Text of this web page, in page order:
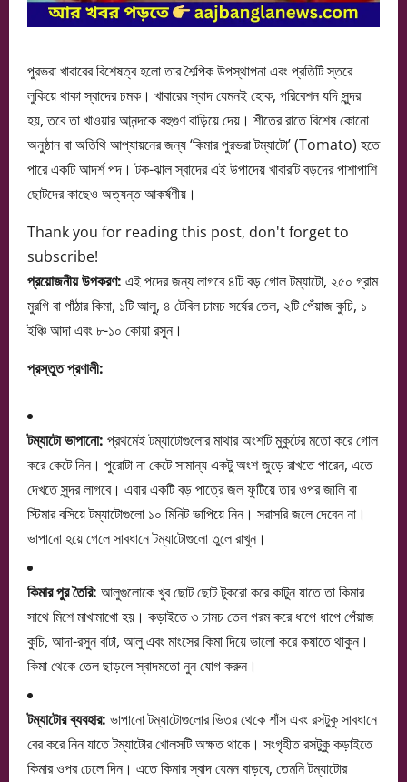
পুরভরা খাবারের বিশেষত্ব হলো তার শৈল্পিক উপস্থাপনা এবং প্রতিটি স্তরে
লুকিয়ে থাকা স্বাদের চমক। খাবারের স্বাদ যেমনই হোক, পরিবেশন যদি সুন্দর
হয়, তবে তা খাওয়ার আনন্দকে বহুগুণ বাড়িয়ে দেয়। শীতের রাতে বিশেষ কোনো
অনুষ্ঠান বা অতিথি আপ্যায়নের জন্য ‘কিমার পুরভরা টম্যাটো’ (Tomato) হতে
পারে একটি আদর্শ পদ। টক-ঝাল স্বাদের এই উপাদেয় খাবারটি বড়দের পাশাপাশি
ছোটদের কাছেও অত্যন্ত আকর্ষণীয়।
Thank you for reading this post, don't forget to
subscribe!
প্রয়োজনীয় উপকরণ: এই পদের জন্য লাগবে ৪টি বড় গোল টম্যাটো, ২৫০ গ্রাম
মুরগি বা পাঁঠার কিমা, ১টি আলু, ৪ টেবিল চামচ সর্ষের তেল, ২টি পেঁয়াজ কুচি, ১
ইঞ্চি আদা এবং ৮-১০ কোয়া রসুন।
প্রস্তুত প্রণালী:
টম্যাটো ভাপানো: প্রথমেই টম্যাটোগুলোর মাথার অংশটি মুকুটের মতো করে গোল
করে কেটে নিন। পুরোটা না কেটে সামান্য একটু অংশ জুড়ে রাখতে পারেন, এতে
দেখতে সুন্দর লাগবে। এবার একটি বড় পাত্রে জল ফুটিয়ে তার ওপর জালি বা
স্টিমার বসিয়ে টম্যাটোগুলো ১০ মিনিট ভাপিয়ে নিন। সরাসরি জলে দেবেন না।
ভাপানো হয়ে গেলে সাবধানে টম্যাটোগুলো তুলে রাখুন।
কিমার পুর তৈরি: আলুগুলোকে খুব ছোট ছোট টুকরো করে কাটুন যাতে তা কিমার
সাথে মিশে মাখামাখো হয়। কড়াইতে ৩ চামচ তেল গরম করে ধাপে ধাপে পেঁয়াজ
কুচি, আদা-রসুন বাটা, আলু এবং মাংসের কিমা দিয়ে ভালো করে কষাতে থাকুন।
কিমা থেকে তেল ছাড়লে স্বাদমতো নুন যোগ করুন।
টম্যাটোর ব্যবহার: ভাপানো টম্যাটোগুলোর ভিতর থেকে শাঁস এবং রসটুকু সাবধানে
বের করে নিন যাতে টম্যাটোর খোলসটি অক্ষত থাকে। সংগৃহীত রসটুকু কড়াইতে
কিমার ওপর ঢেলে দিন। এতে কিমার স্বাদ যেমন বাড়বে, তেমনি টম্যাটোর